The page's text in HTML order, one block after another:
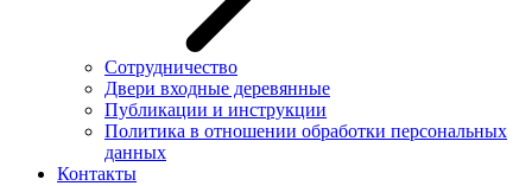
Сотрудничество
Двери входные деревянные
Публикации и инструкции
Политика в отношении обработки персональных
данных
Контакты